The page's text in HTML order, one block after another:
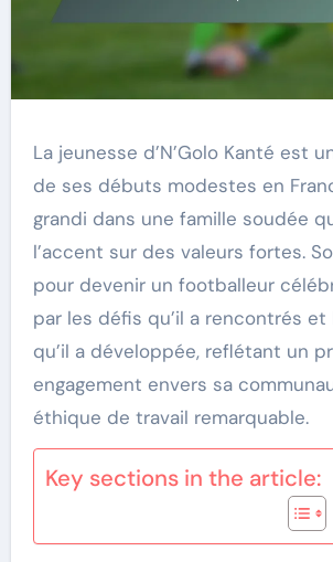
La jeunesse d’N’Golo Kanté est
de ses débuts modestes en
grandi dans une famille soudée
l’accent sur des valeurs fortes.
pour devenir un footballeur
par les défis qu’il a rencontrés et
qu’il a développée, reflétant un
engagement envers sa
éthique de travail remarquable.
Key sections in the article: